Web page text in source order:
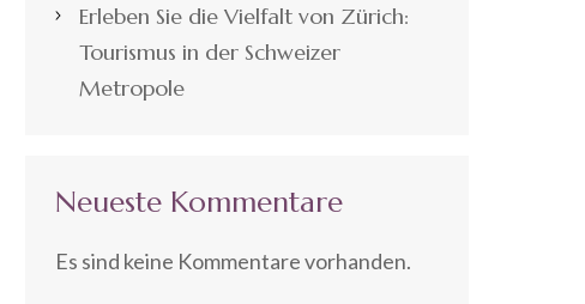
Erleben Sie die Vielfalt von Zürich:
Tourismus in der Schweizer
Metropole
Neueste Kommentare
Es sind keine Kommentare vorhanden.